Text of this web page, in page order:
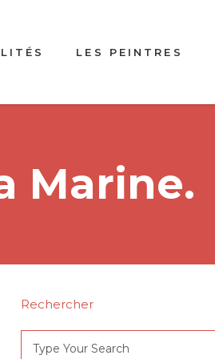
LES PEINTRES
Marine.
Rechercher